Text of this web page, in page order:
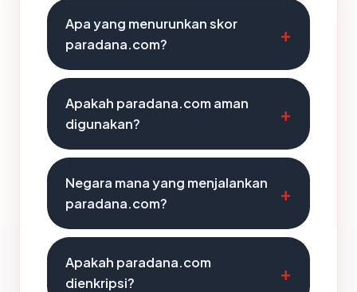
Apa yang menurunkan skor
paradana.com?
Apakah paradana.com aman
digunakan?
Negara mana yang menjalankan
paradana.com?
Apakah paradana.com
dienkripsi?